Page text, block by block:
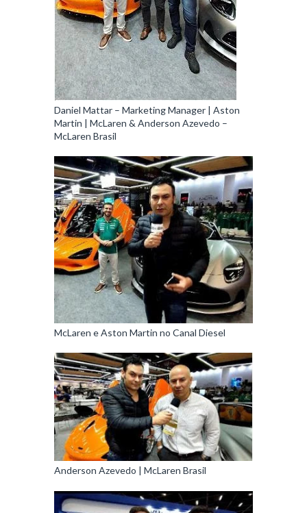
Daniel Mattar – Marketing Manager | Aston
Martin | McLaren & Anderson Azevedo –
McLaren Brasil
McLaren e Aston Martin no Canal Diesel
Anderson Azevedo | McLaren Brasil